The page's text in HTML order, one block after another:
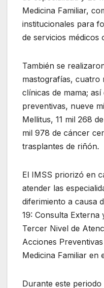
Medicina Familiar,
institucionales para
de servicios médicos
También se
mastografías, cuatro
clínicas de mama;
preventivas, nueve
Mellitus, 11 mil 268
mil 978 de cáncer
trasplantes de riñón.
El IMSS priorizó en
atender las
diferimiento a causa
19: Consulta Externa
Tercer Nivel de
Acciones
Medicina Familiar en
Durante este